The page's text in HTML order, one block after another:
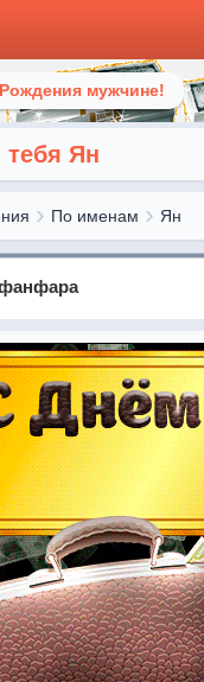
мужчине!
Ян
По именам Ян